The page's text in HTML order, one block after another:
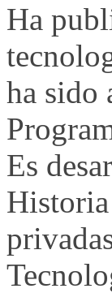
Ha
ha sido
Es